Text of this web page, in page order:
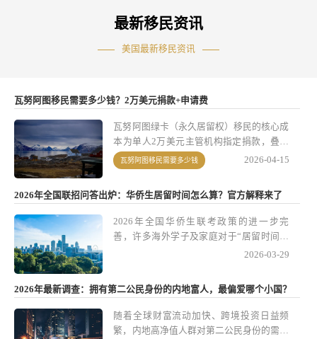
最新移民资讯
美国最新移民资讯
瓦努阿图移民需要多少钱？2万美元捐款+申请费
瓦努阿图绿卡（永久居留权）移民的核心成
本为单人2万美元主管机构指定捐款，叠加
官方申请费、第三方服务费（律师费、公证
翻译费等）后，单人总花费约14万人民币
2个月快速获批、无强制登陆要求等优势，
成为全球性价比突出的永居解决方案，适合
寻求海外身份规划、简化国际出行或资产配
经验，可提供专业的资格评估与全程申请协
瓦努阿图移民需要多少钱 2026-04-15
2026年全国联招问答出炉：华侨生居留时间怎么算？官方解释来了
2026年全国华侨生联考政策的进一步完
善，许多海外学子及家庭对于“居留时间计
算方式”有诸多疑问。近日，教育主管部门
这个系列政策细化和解释不仅关系到海外学
生的升学资格，也影响到家庭移民、资产配
置及教育规划的整体布局。
2026-03-29
2026年最新调查：拥有第二公民身份的内地富人，最偏爱哪个小国？
随着全球财富流动加快、跨境投资日益频
繁，内地高净值人群对第二公民身份的需求